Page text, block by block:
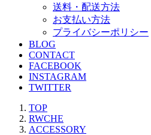
送料・配送方法
お支払い方法
プライバシーポリシー
BLOG
CONTACT
FACEBOOK
INSTAGRAM
TWITTER
TOP
RWCHE
ACCESSORY